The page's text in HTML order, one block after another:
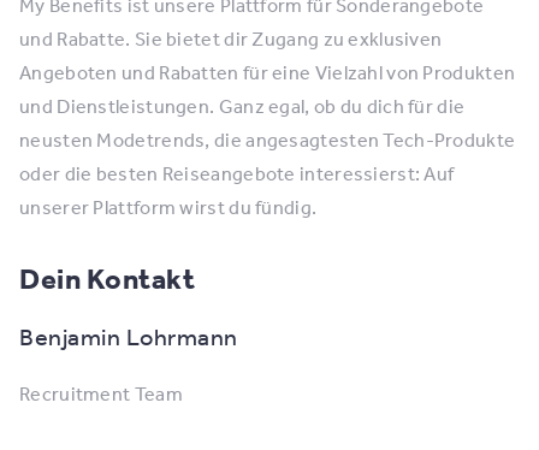
My Benefits ist unsere Plattform für Sonderangebote
und Rabatte. Sie bietet dir Zugang zu exklusiven
Angeboten und Rabatten für eine Vielzahl von Produkten
und Dienstleistungen. Ganz egal, ob du dich für die
neusten Modetrends, die angesagtesten Tech-Produkte
oder die besten Reiseangebote interessierst: Auf
unserer Plattform wirst du fündig.
Dein Kontakt
Benjamin Lohrmann
Recruitment Team